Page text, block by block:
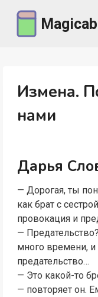
содержимому
Измена.
нами
Дарья
— Дорогая, ты
как брат с
провокация и
—
много времени, и
предательство…
— Это какой-то
— повторяет он.